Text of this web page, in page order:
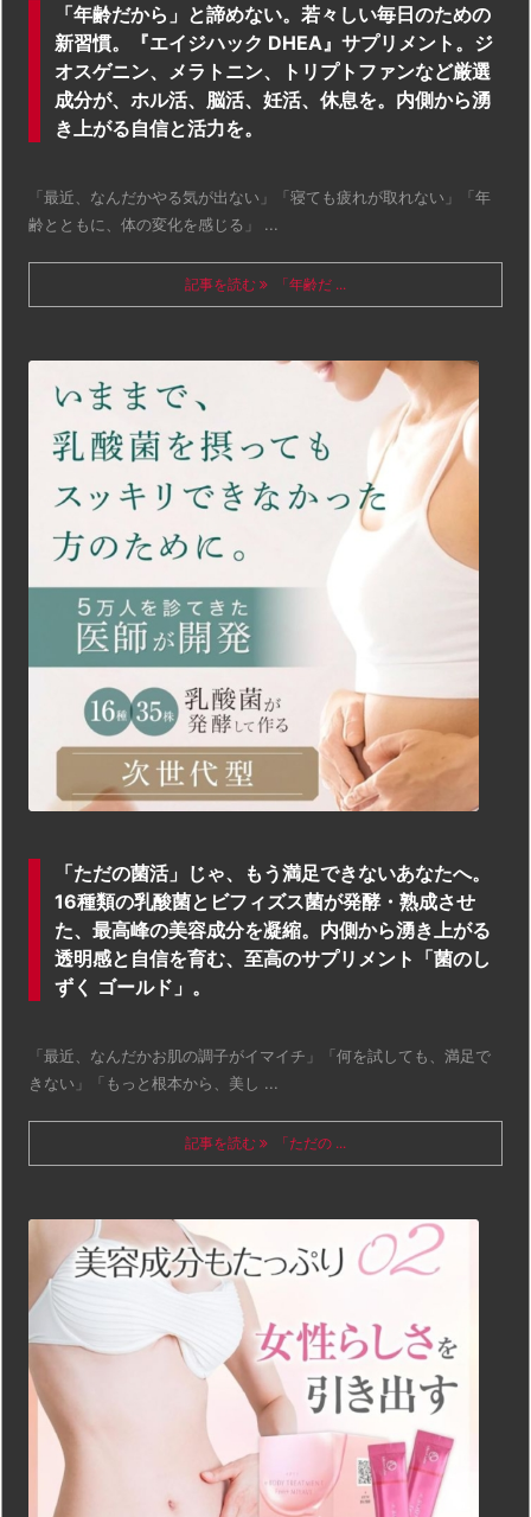
「年齢だから」と諦めない。若々しい毎日のための
新習慣。『エイジハック DHEA』サプリメント。ジ
オスゲニン、メラトニン、トリプトファンなど厳選
成分が、ホル活、脳活、妊活、休息を。内側から湧
き上がる自信と活力を。
「最近、なんだかやる気が出ない」「寝ても疲れが取れない」「年
齢とともに、体の変化を感じる」 ...
記事を読む 「年齢だ ...
「ただの菌活」じゃ、もう満足できないあなたへ。
16種類の乳酸菌とビフィズス菌が発酵・熟成させ
た、最高峰の美容成分を凝縮。内側から湧き上がる
透明感と自信を育む、至高のサプリメント「菌のし
ずく ゴールド」。
「最近、なんだかお肌の調子がイマイチ」「何を試しても、満足で
きない」「もっと根本から、美し ...
記事を読む 「ただの ...